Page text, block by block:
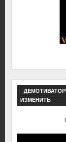
ИЗМЕНИТЬ